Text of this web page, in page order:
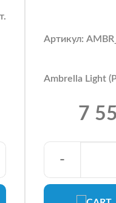
Артикул:
Ambrella Light
7
-